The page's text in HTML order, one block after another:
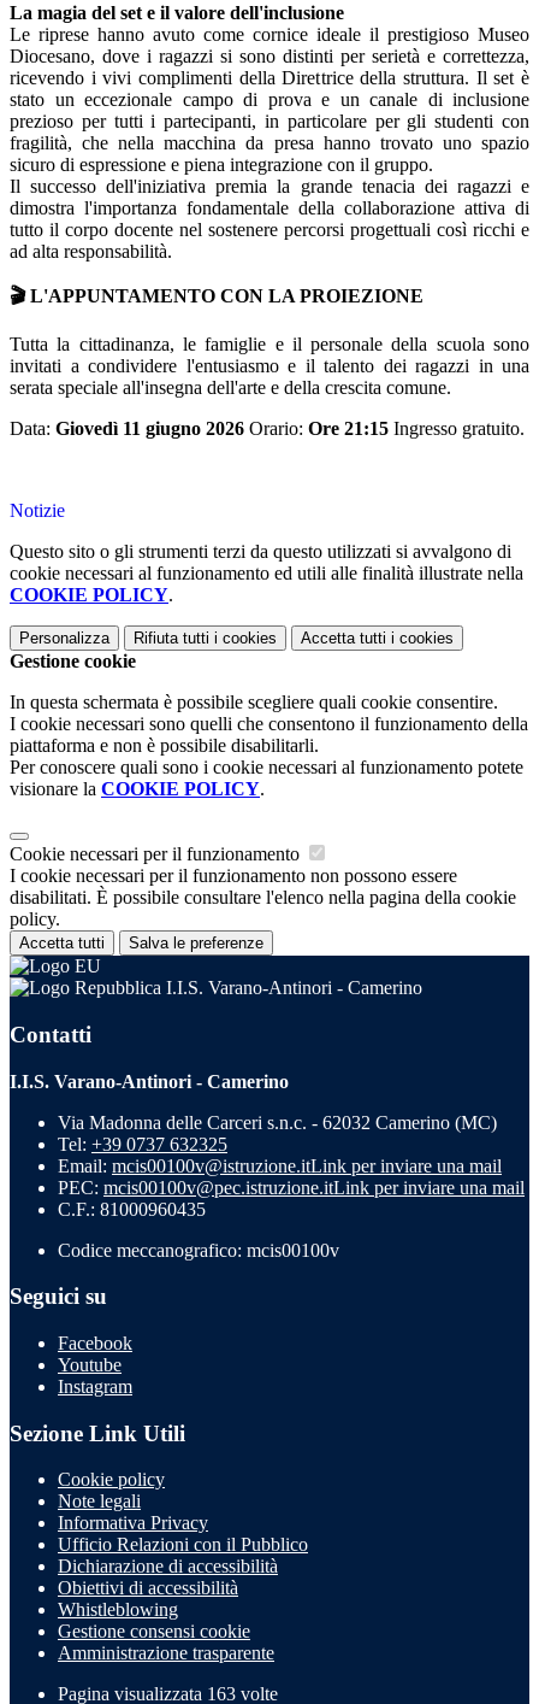
La magia del set e il valore dell'inclusione
Le riprese hanno avuto come cornice ideale il prestigioso Museo
Diocesano, dove i ragazzi si sono distinti per serietà e correttezza,
ricevendo i vivi complimenti della Direttrice della struttura. Il set è
stato un eccezionale campo di prova e un canale di inclusione
prezioso per tutti i partecipanti, in particolare per gli studenti con
fragilità, che nella macchina da presa hanno trovato uno spazio
sicuro di espressione e piena integrazione con il gruppo.
Il successo dell'iniziativa premia la grande tenacia dei ragazzi e
dimostra l'importanza fondamentale della collaborazione attiva di
tutto il corpo docente nel sostenere percorsi progettuali così ricchi e
ad alta responsabilità.
🎬 L'APPUNTAMENTO CON LA PROIEZIONE
Tutta la cittadinanza, le famiglie e il personale della scuola sono
invitati a condividere l'entusiasmo e il talento dei ragazzi in una
serata speciale all'insegna dell'arte e della crescita comune.
Data: Giovedì 11 giugno 2026 Orario: Ore 21:15 Ingresso gratuito.
Notizie
Questo sito o gli strumenti terzi da questo utilizzati si avvalgono di
cookie necessari al funzionamento ed utili alle finalità illustrate nella
COOKIE POLICY.
Personalizza Rifiuta tutti i cookies Accetta tutti i cookies
Gestione cookie
In questa schermata è possibile scegliere quali cookie consentire.
I cookie necessari sono quelli che consentono il funzionamento della
piattaforma e non è possibile disabilitarli.
Per conoscere quali sono i cookie necessari al funzionamento potete
visionare la COOKIE POLICY.
Cookie necessari per il funzionamento
I cookie necessari per il funzionamento non possono essere
disabilitati. È possibile consultare l'elenco nella pagina della cookie
policy.
Accetta tutti Salva le preferenze
I.I.S. Varano-Antinori - Camerino
Contatti
I.I.S. Varano-Antinori - Camerino
Via Madonna delle Carceri s.n.c. - 62032 Camerino (MC)
Tel: +39 0737 632325
Email: mcis00100v@istruzione.itLink per inviare una mail
PEC: mcis00100v@pec.istruzione.itLink per inviare una mail
C.F.: 81000960435
Codice meccanografico: mcis00100v
Seguici su
Facebook
Youtube
Instagram
Sezione Link Utili
Cookie policy
Note legali
Informativa Privacy
Ufficio Relazioni con il Pubblico
Dichiarazione di accessibilità
Obiettivi di accessibilità
Whistleblowing
Gestione consensi cookie
Amministrazione trasparente
Pagina visualizzata 163 volte